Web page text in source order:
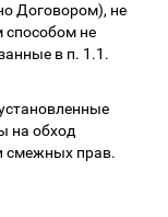
Договором), не
не
в п. 1.1.
на обход
смежных прав.